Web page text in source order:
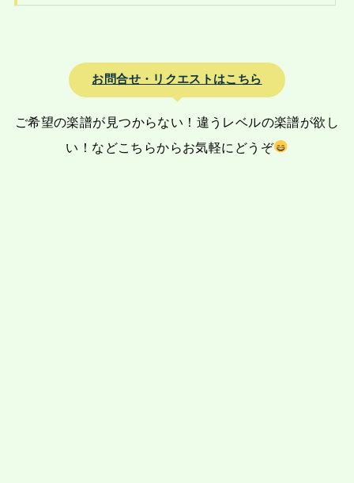
お問合せ・リクエストはこちら
ご希望の楽譜が見つからない！違うレベルの楽譜が欲し
い！などこちらからお気軽にどうぞ